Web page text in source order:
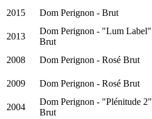
2015
Dom Perignon - Brut
2013
Dom Perignon - "Lum Label"
Brut
2008
Dom Perignon - Rosé Brut
2009
Dom Perignon - Rosé Brut
2004
Dom Perignon - "Plénitude 2"
Brut